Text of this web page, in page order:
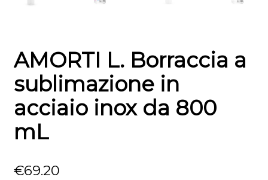
AMORTI L. Borraccia a
sublimazione in
acciaio inox da 800
mL
€69.20